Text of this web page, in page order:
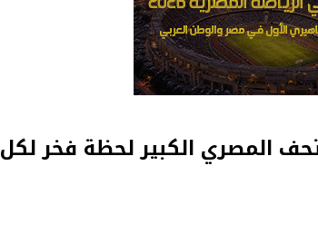
المصري الكبير لحظة فخر لكل